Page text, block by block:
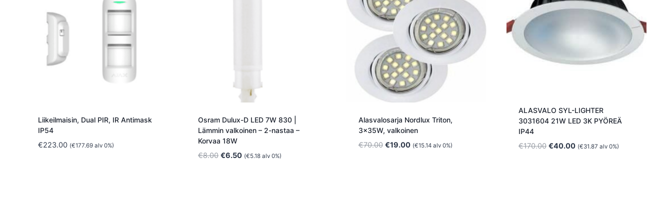
Liikeilmaisin, Dual PIR, IR Antimask
IP54
€223.00 (€177.69alv 0%)
Osram Dulux-D LED 7W 830 |
Lämmin valkoinen – 2-nastaa –
Korvaa 18W
€8.00 Alkuperäinen
€6.50Nykyinen
(€5.18 alv 0%)
Alasvalosarja Nordlux Triton,
3x35W, valkoinen
€70.00 Alkuperäinen
€19.00Nykyinen
(€15.14alv 0%)
ALASVALO SYL-LIGHTER
3031604 21W LED 3K PYÖREÄ
IP44
€170.00 Alkuperäinen
€40.00Nykyinen
(€31.87 alv 0%)